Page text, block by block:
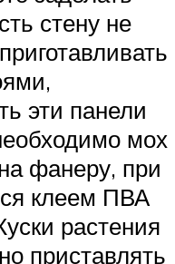
стену не
эти панели
мох
фанеру, при
клеем ПВА
растения
приставлять